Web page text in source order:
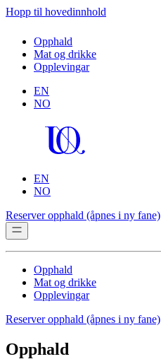
Hopp til hovedinnhold
Opphald
Mat og drikke
Opplevingar
EN
NO
EN
NO
Reserver opphald (åpnes i ny fane)
Opphald
Mat og drikke
Opplevingar
Reserver opphald (åpnes i ny fane)
Opphald